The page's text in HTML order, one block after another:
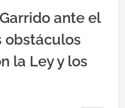
ante el
obstáculos
la Ley y los